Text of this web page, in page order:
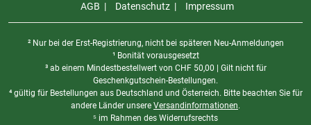
AGB Datenschutz Impressum
² Nur bei der Erst-Registrierung, nicht bei späteren Neu-Anmeldungen
¹ Bonität vorausgesetzt
³ ab einem Mindestbestellwert von CHF50,00 | Gilt nicht für
Geschenkgutschein-Bestellungen.
⁴ gültig für Bestellungen aus Deutschland und Österreich. Bitte beachten Sie für
andere Länder unsere Versandinformationen.
⁵ im Rahmen des Widerrufsrechts